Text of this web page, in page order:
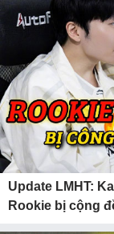
Update LMHT:
Rookie bị cộng